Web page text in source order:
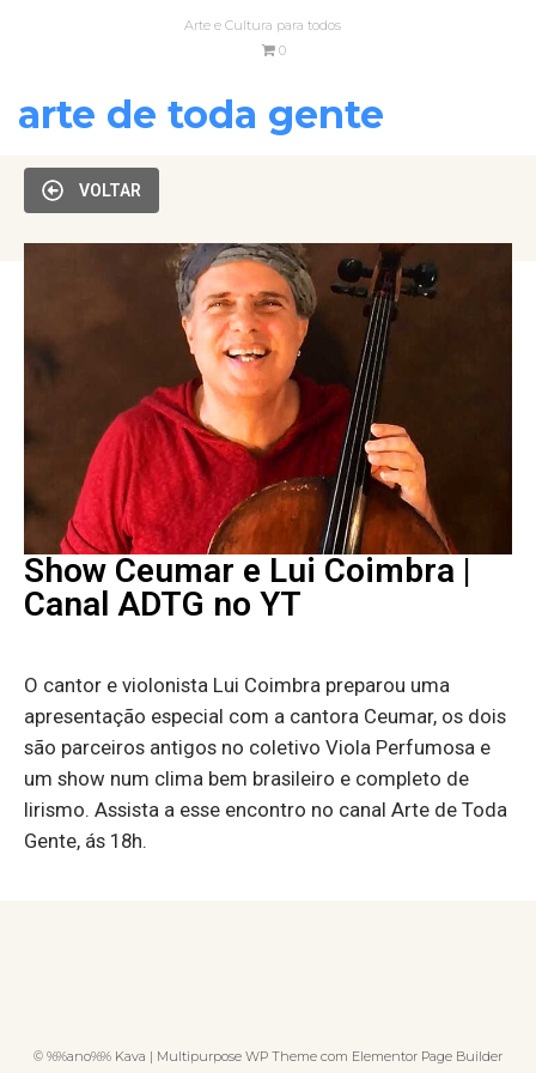
Arte e Cultura para todos
0
arte de toda gente
VOLTAR
Show Ceumar e Lui Coimbra |
Canal ADTG no YT
O cantor e violonista Lui Coimbra preparou uma
apresentação especial com a cantora Ceumar, os dois
são parceiros antigos no coletivo Viola Perfumosa e
um show num clima bem brasileiro e completo de
lirismo. Assista a esse encontro no canal Arte de Toda
Gente, ás 18h.
© %%ano%% Kava | Multipurpose WP Theme com Elementor Page Builder